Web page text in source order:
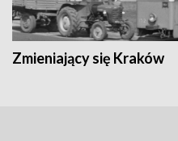
Zmieniający się Kraków